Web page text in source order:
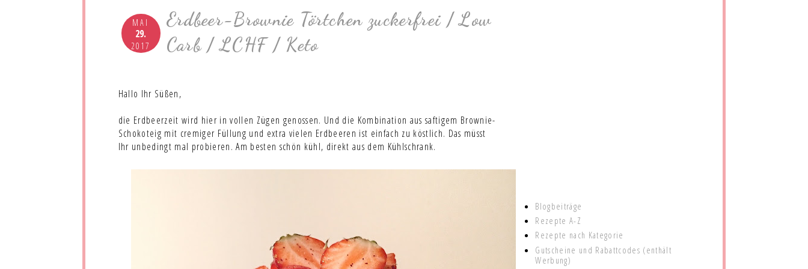
MAI
29.
2017
Erdbeer-Brownie Törtchen zuckerfrei / Low
Carb / LCHF / Keto
Hallo Ihr Süßen,
die Erdbeerzeit wird hier in vollen Zügen genossen. Und die Kombination aus saftigem Brownie-
Schokoteig mit cremiger Füllung und extra vielen Erdbeeren ist einfach zu köstlich. Das müsst
Ihr unbedingt mal probieren. Am besten schön kühl, direkt aus dem Kühlschrank.
Blogbeiträge
Rezepte A-Z
Rezepte nach Kategorie
Gutscheine und Rabattcodes (enthält
Werbung)